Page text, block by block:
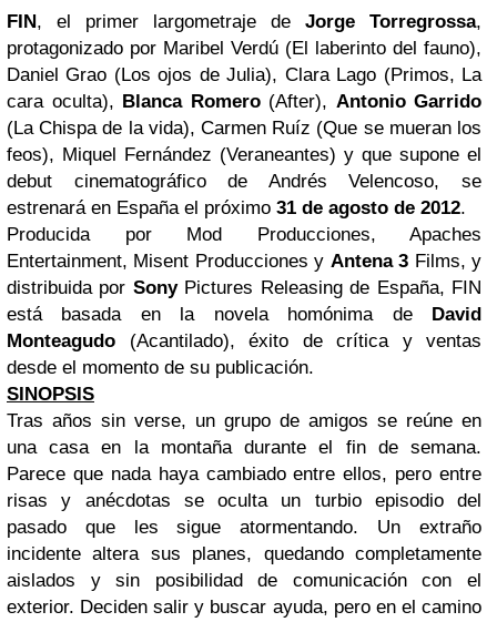
FIN, el primer largometraje de Jorge Torregrossa,
protagonizado por Maribel Verdú (El laberinto del fauno),
Daniel Grao (Los ojos de Julia), Clara Lago (Primos, La
cara oculta), Blanca Romero(After), Antonio Garrido
(La Chispa de la vida), Carmen Ruíz (Que se mueran los
feos), Miquel Fernández (Veraneantes) y que supone el
debut cinematográfico de Andrés Velencoso, se
estrenará en España el próximo 31 de agosto de 2012.
Producida por Mod Producciones, Apaches
Entertainment, Misent Producciones y Antena 3 Films, y
distribuida por SonyPictures Releasing de España, FIN
está basada en la novela homónima de David
Monteagudo (Acantilado), éxito de crítica y ventas
desde el momento de su publicación.
SINOPSIS
Tras años sin verse, un grupo de amigos se reúne en
una casa en la montaña durante el fin de semana.
Parece que nada haya cambiado entre ellos, pero entre
risas y anécdotas se oculta un turbio episodio del
pasado que les sigue atormentando. Un extraño
incidente altera sus planes, quedando completamente
aislados y sin posibilidad de comunicación con el
exterior. Deciden salir y buscar ayuda, pero en el camino